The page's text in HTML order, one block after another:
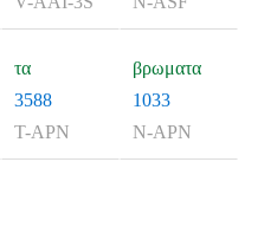
τα
3588
T-APN
βρωματα
1033
N-APN